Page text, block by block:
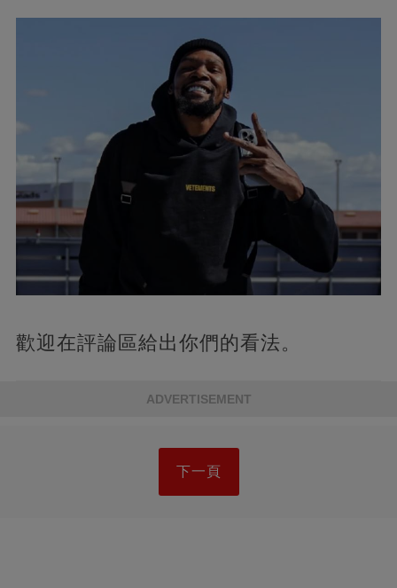
歡迎在評論區給出你們的看法。
ADVERTISEMENT
下一頁